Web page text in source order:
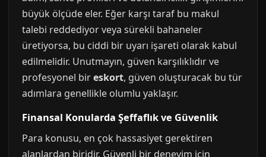
büyük ölçüde eler. Eğer karşı taraf bu makul
talebi reddediyor veya sürekli bahaneler
üretiyorsa, bu ciddi bir uyarı işareti olarak kabul
edilmelidir. Unutmayın, güven karşılıklıdır ve
profesyonel bireskort, güven oluşturacak bu tür
adımlara genellikle olumlu yaklaşır.
Finansal Konularda Şeffaflık ve Güvenlik
Para konusu, en çok hassasiyet gerektiren
alanlardan biridir. Güvenli bir deneyim için